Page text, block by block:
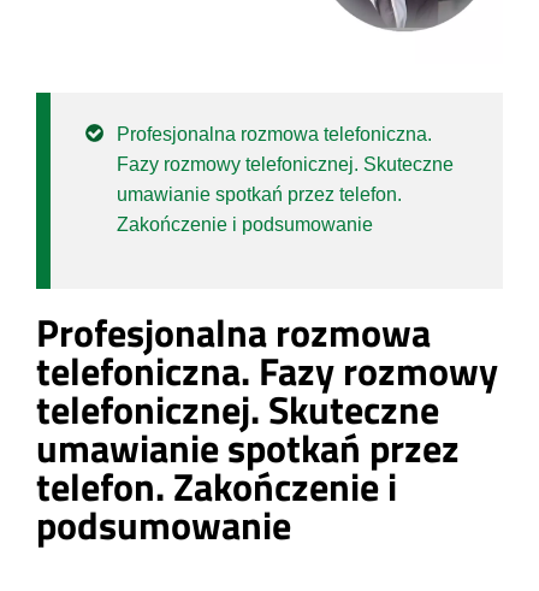
Profesjonalna rozmowa telefoniczna.
Fazy rozmowy telefonicznej. Skuteczne
umawianie spotkań przez telefon.
Zakończenie i podsumowanie
Profesjonalna rozmowa
telefoniczna. Fazy rozmowy
telefonicznej. Skuteczne
umawianie spotkań przez
telefon. Zakończenie i
podsumowanie